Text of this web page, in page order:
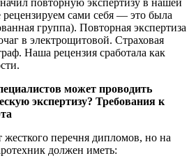
сами себя — это была
группа). Повторная экспертиза
в электрощитовой. Страховая
Наша рецензия сработала как
может проводить
экспертизу? Требования к
жесткого перечня дипломов, но на
должен иметь: